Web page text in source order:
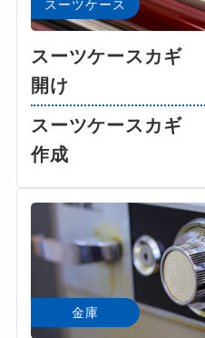
スーツケース
スーツケースカギ
開け
スーツケースカギ
作成
金庫